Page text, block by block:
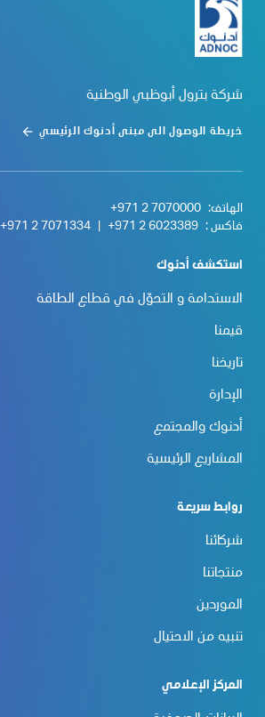
شركة بترول أبوظبي الوطنية
خريطة الوصول الى مبنى أدنوك الرئيسي
الهاتف: +971 2 7070000
فاكس : +971 2 6023389
+971 2 7071334
استكشف أدنوك
الاستدامة و التحوّل في قطاع الطاقة
قيمنا
تاريخنا
الإدارة
أدنوك والمجتمع
المشاريع الرئيسية
روابط سريعة
شركائنا
منتجاتنا
الموردين
تنبيه من الاحتيال
المركز الإعلامي